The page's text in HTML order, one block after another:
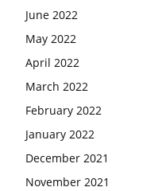
June 2022
May 2022
April 2022
March 2022
February 2022
January 2022
December 2021
November 2021